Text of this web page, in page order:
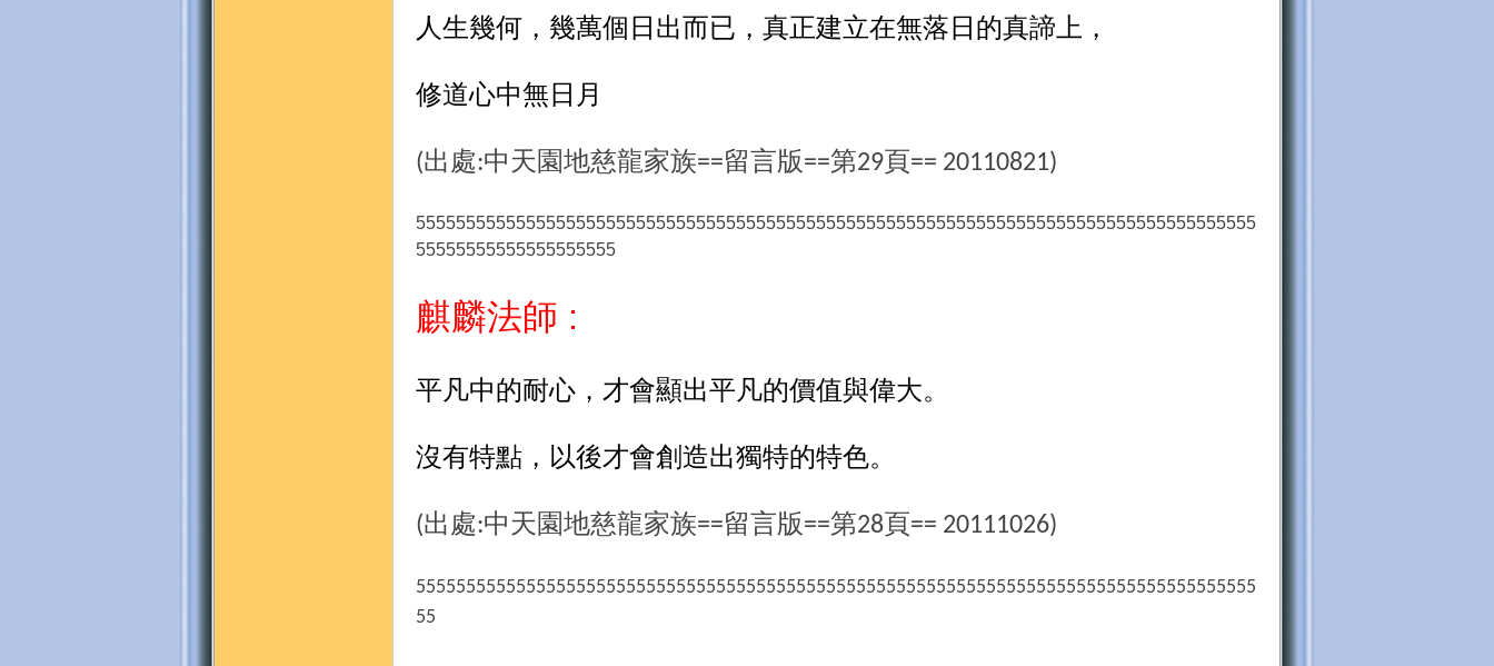
人生幾何，幾萬個日出而已，真正建立在無落日的真諦上，
修道心中無日月
(出處:中天園地慈龍家族==留言版==第29頁== 20110821)
555555555555555555555555555555555555555555555555555555555555555555555555555555555555
55555555555555555555
麒麟法師 :
平凡中的耐心，才會顯出平凡的價值與偉大。
沒有特點，以後才會創造出獨特的特色。
(出處:中天園地慈龍家族==留言版==第28頁== 20111026)
555555555555555555555555555555555555555555555555555555555555555555555555555555555555
55